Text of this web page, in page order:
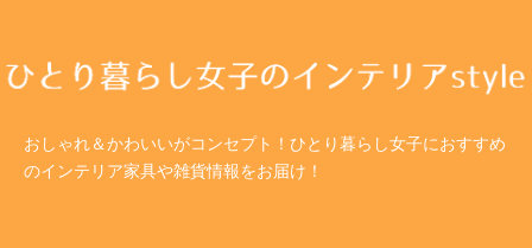
おしゃれ＆かわいいがコンセプト！ひとり暮らし女子におすすめ
のインテリア家具や雑貨情報をお届け！